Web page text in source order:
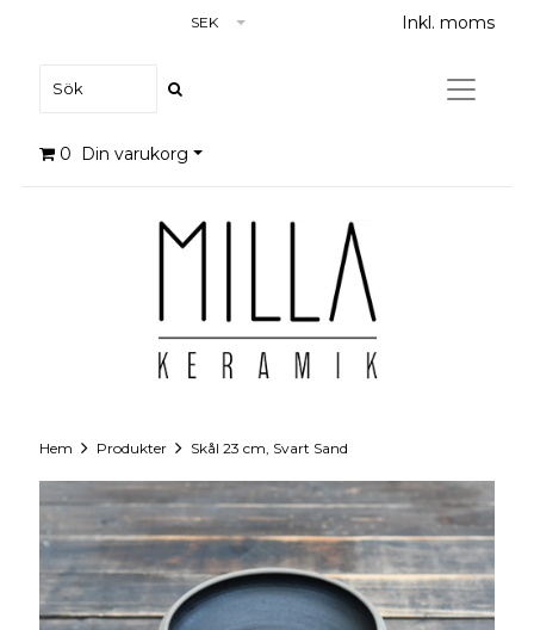
SEK Inkl. moms
0 Din varukorg
Hem Produkter Skål 23 cm, Svart Sand